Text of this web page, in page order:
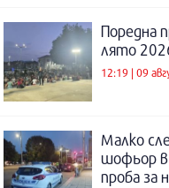
Поредна
лято
12:19 | 09
Малко
шофьор в
проба за